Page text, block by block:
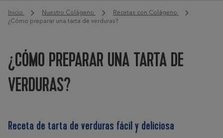
Inicio Nuestro Colágeno
Recetas con Colágeno
¿Cómo preparar una tarta de verduras?
¿CÓMO PREPARAR UNA TARTA DE
VERDURAS?
Receta de tarta de verduras fácil y deliciosa